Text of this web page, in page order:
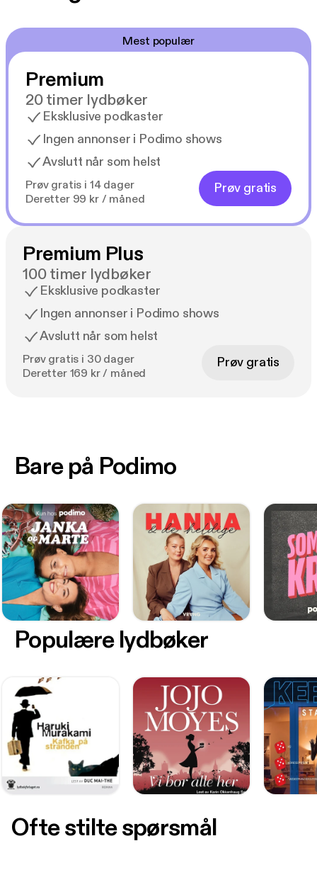
Mest populær
Premium
20 timer lydbøker
Eksklusive podkaster
Ingen annonser i Podimo shows
Avslutt når som helst
Prøv gratis i 14 dager
Deretter 99 kr / måned
Prøv gratis
Premium Plus
100 timer lydbøker
Eksklusive podkaster
Ingen annonser i Podimo shows
Avslutt når som helst
Prøv gratis i 30 dager
Deretter 169 kr / måned
Prøv gratis
Bare på Podimo
Populære lydbøker
Ofte stilte spørsmål